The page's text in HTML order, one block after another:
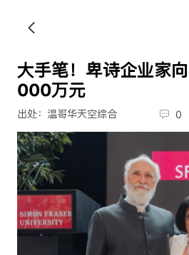
大手笔！卑诗企业家
000万元
出处：温哥华天空综合 0